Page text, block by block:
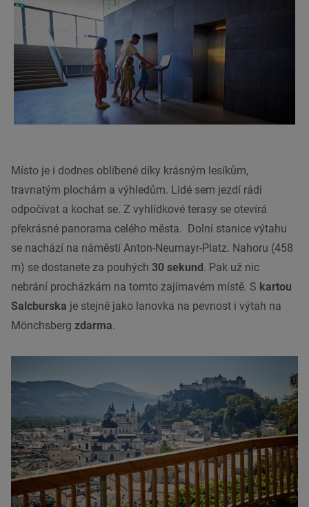
Místo je i dodnes oblíbené díky krásným lesíkům,
travnatým plochám a výhledům. Lidé sem jezdí rádi
odpočívat a kochat se. Z vyhlídkové terasy se otevírá
překrásné panorama celého města. Dolní stanice výtahu
se nachází na náměstí Anton-Neumayr-Platz. Nahoru (458
m) se dostanete za pouhých 30 sekund. Pak už nic
nebrání procházkám na tomto zajímavém místě. S kartou
Salcburska je stejně jako lanovka na pevnost i výtah na
Mönchsberg zdarma.